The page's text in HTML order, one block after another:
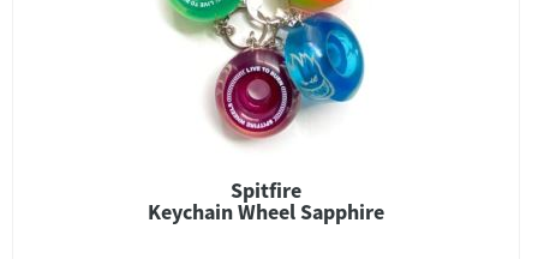
Spitfire
Keychain Wheel Sapphire